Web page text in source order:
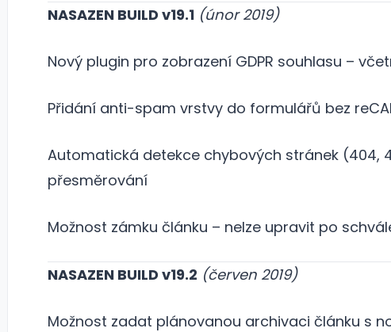
NASAZEN BUILD v19.1 (únor 2019)
Nový plugin pro zobrazení GDPR souhlasu –
Přidání anti-spam vrstvy do formulářů bez
Automatická detekce chybových stránek (404,
přesměrování
Možnost zámku článku – nelze upravit po
NASAZEN BUILD v19.2 (červen 2019)
Možnost zadat plánovanou archivaci článku s